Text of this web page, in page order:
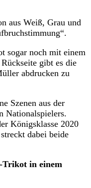
aus Weiß, Grau und
sogar noch mit einem
gibt es die
abdrucken zu
Szenen aus der
Nationalspielers.
Königsklasse 2020
dabei beide
Trikot in einem